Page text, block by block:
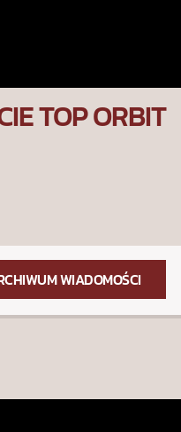
TOP ORBIT
WIADOMOŚCI